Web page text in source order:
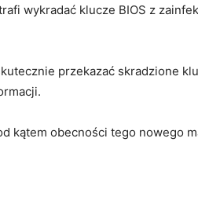
wykradać klucze BIOS ‌z
przekazać skradzione
‌kątem obecności tego nowego